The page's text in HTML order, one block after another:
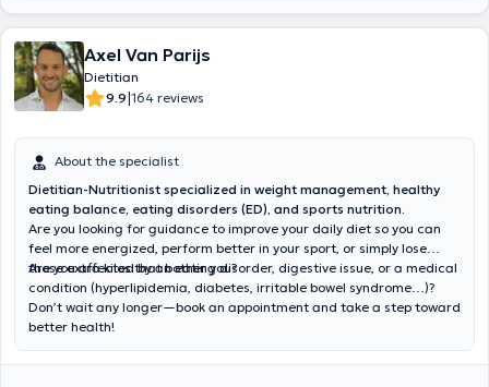
Axel Van Parijs
Dietitian
9.9|164 reviews
About the specialist
Dietitian-Nutritionist specialized in weight management, healthy
eating balance, eating disorders (ED), and sports nutrition.
Are you looking for guidance to improve your daily diet so you can
feel more energized, perform better in your sport, or simply lose
those extra kilos that bother you?
Are you affected by an eating disorder, digestive issue, or a medical
condition (hyperlipidemia, diabetes, irritable bowel syndrome…)?
Don’t wait any longer—book an appointment and take a step toward
better health!